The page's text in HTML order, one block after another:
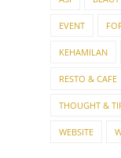
EVENT
KEHAMILAN
RESTO & CAFE
THOUGHT &
WEBSITE